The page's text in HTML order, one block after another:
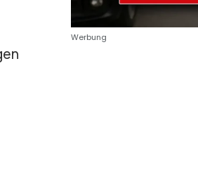
Werbung